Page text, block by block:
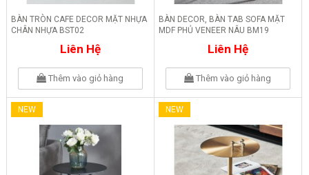
BÀN TRÒN CAFE DECOR MẶT NHỰA
CHÂN NHỰA BST02
Liên Hệ
Thêm vào giỏ hàng
BÀN DECOR, BÀN TAB SOFA MẶT
MDF PHỦ VENEER NÂU BM19
Liên Hệ
Thêm vào giỏ hàng
NEW NEW